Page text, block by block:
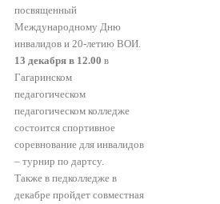
посвященный
Международному Дню
инвалидов и 20-летию ВОИ.
13 декабря в 12.00 в
Гагаринском
педагогическом
педагогическом колледже
состоится спортивное
соревнование для инвалидов
– турнир по дартсу.
Также в педколледже в
декабре пройдет совместная